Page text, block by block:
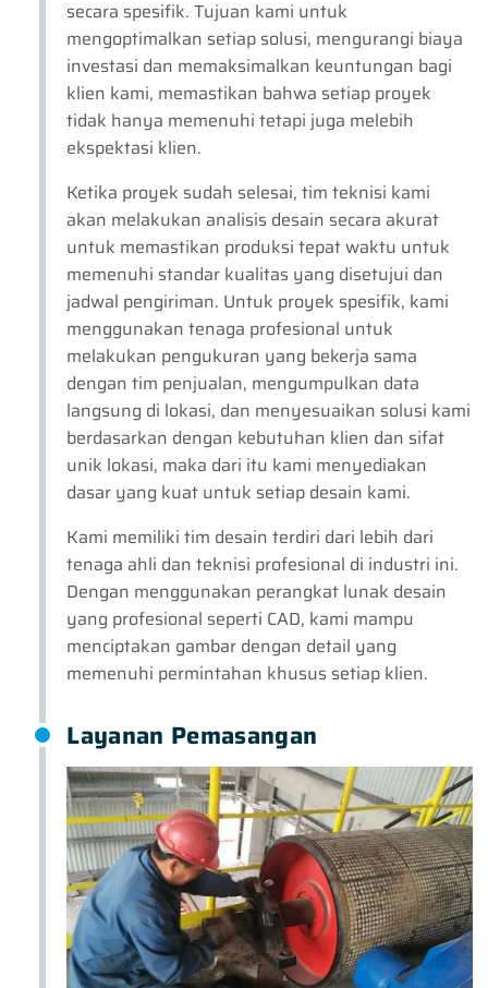
secara spesifik. Tujuan kami untuk
mengoptimalkan setiap solusi, mengurangi biaya
investasi dan memaksimalkan keuntungan bagi
klien kami, memastikan bahwa setiap proyek
tidak hanya memenuhi tetapi juga melebih
ekspektasi klien.
Ketika proyek sudah selesai, tim teknisi kami
akan melakukan analisis desain secara akurat
untuk memastikan produksi tepat waktu untuk
memenuhi standar kualitas yang disetujui dan
jadwal pengiriman. Untuk proyek spesifik, kami
menggunakan tenaga profesional untuk
melakukan pengukuran yang bekerja sama
dengan tim penjualan, mengumpulkan data
langsung di lokasi, dan menyesuaikan solusi kami
berdasarkan dengan kebutuhan klien dan sifat
unik lokasi, maka dari itu kami menyediakan
dasar yang kuat untuk setiap desain kami.
Kami memiliki tim desain terdiri dari lebih dari
tenaga ahli dan teknisi profesional di industri ini.
Dengan menggunakan perangkat lunak desain
yang profesional seperti CAD, kami mampu
menciptakan gambar dengan detail yang
memenuhi permintahan khusus setiap klien.
Layanan Pemasangan